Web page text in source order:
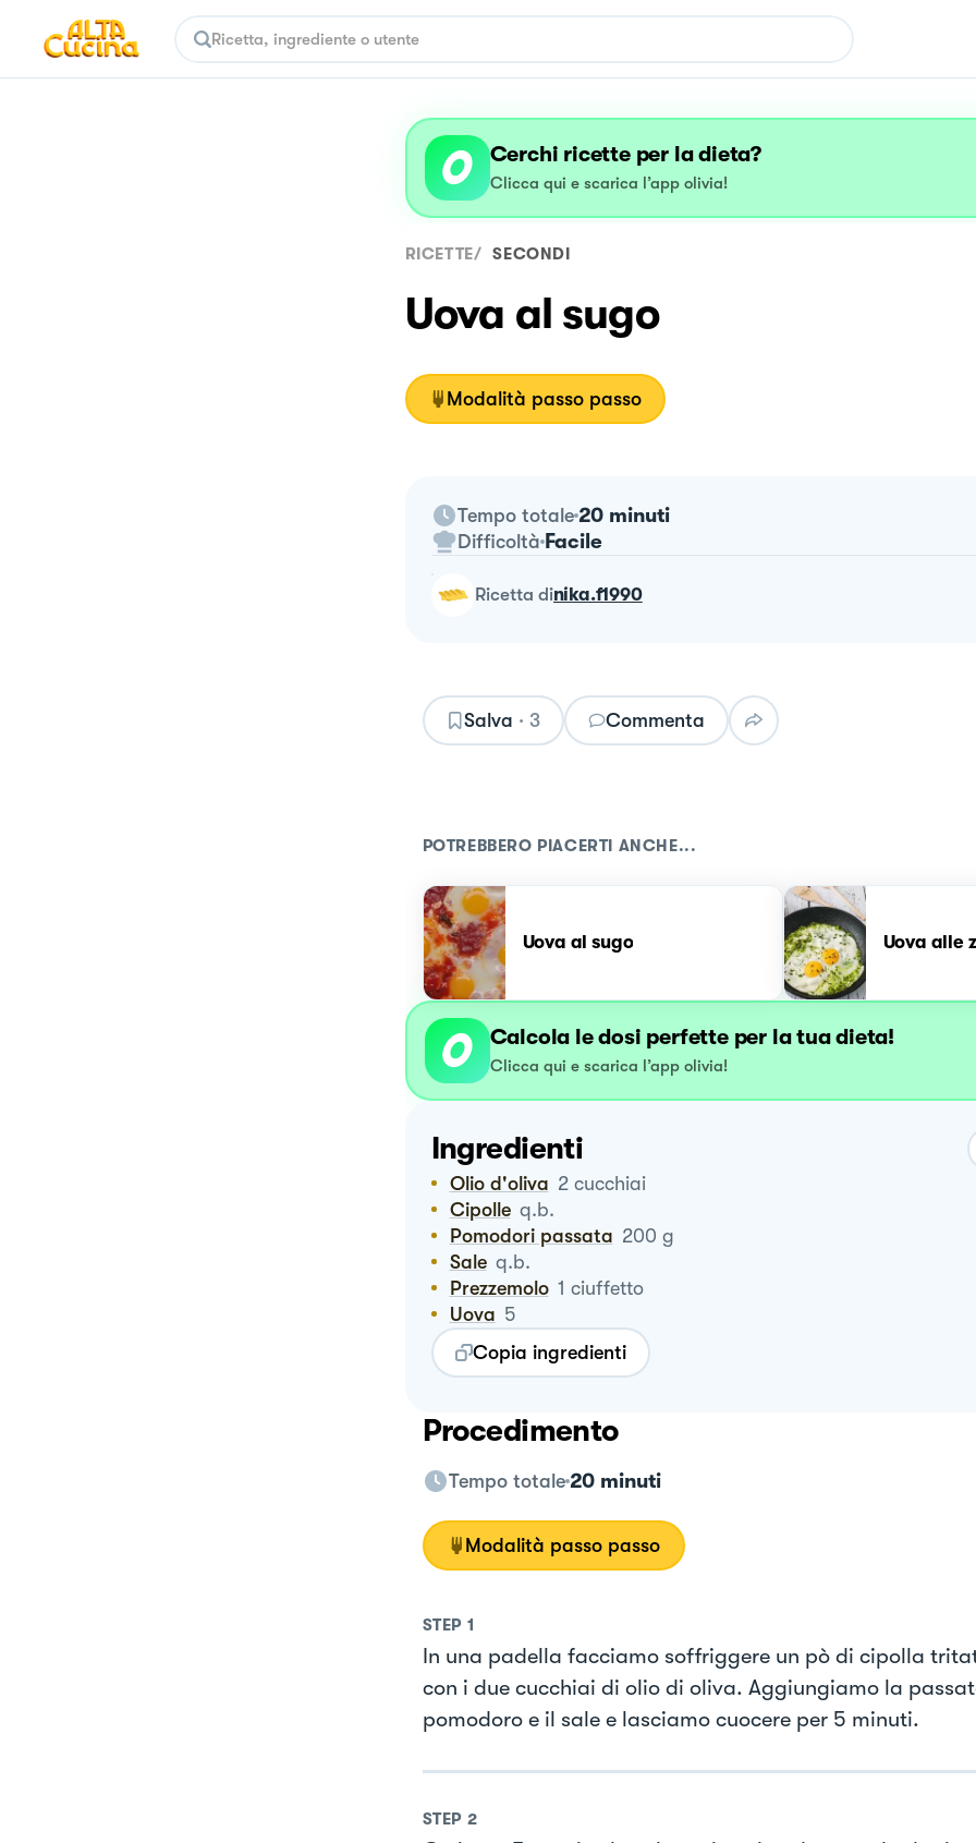
Cerchi ricette per la dieta?
Clicca qui e scarica l’app olivia!
RICETTE/ SECONDI
Uova al sugo
Modalità passo passo
Tempo totale 20 minuti
Difficoltà Facile
ricetta dinika.f1990
Salva · 3 Commenta
POTREBBERO PIACERTI ANCHE...
Uova al sugo Uova alle
Calcola le dosi perfette per la tua dieta!
Clicca qui e scarica l’app olivia!
Ingredienti
Olio d'oliva 2 cucchiai
Cipolle q.b.
Pomodori passata 200 g
Sale q.b.
Prezzemolo 1 ciuffetto
Uova 5
Copia ingredienti
Procedimento
Tempo totale 20 minuti
Modalità passo passo
STEP 1
In una padella facciamo soffriggere un pò di cipolla
con i due cucchiai di olio di oliva. Aggiungiamo la
pomodoro e il sale e lasciamo cuocere per 5 minuti.
STEP 2